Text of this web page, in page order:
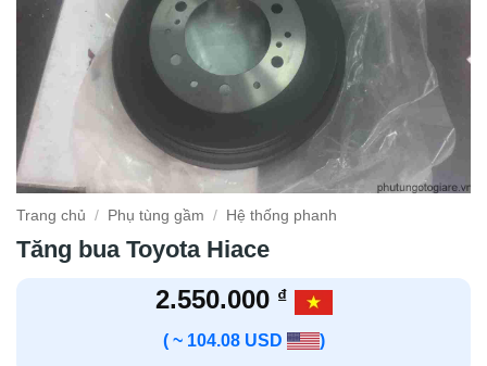
Trang chủ / Phụ tùng gầm / Hệ thống phanh
Tăng bua Toyota Hiace
2.550.000 ₫
( ~ 104.08 USD )